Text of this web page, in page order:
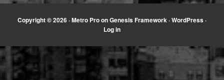
Copyright © 2026 ·Metro ProonGenesis Framework ·WordPress ·
Log in